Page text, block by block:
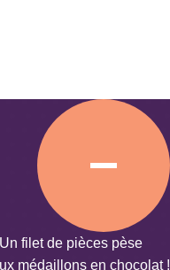
filet de pièces pèse
médaillons en chocolat!